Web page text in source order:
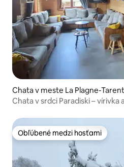
Chata v meste La Plagne-
Chata v srdci Paradiski – vírivka
Obľúbené medzi hosťami
Obľúbené medzi hosťami